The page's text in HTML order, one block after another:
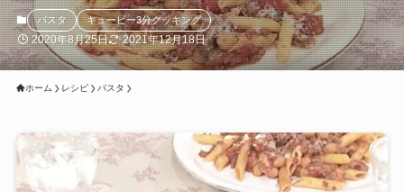
パスタ キューピー3分クッキング
2020年8月25日 2021年12月18日
ホーム レシピ パスタ